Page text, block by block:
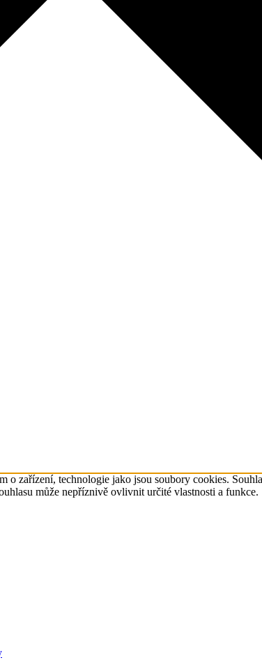
zařízení, technologie jako jsou soubory cookies.
může nepříznivě ovlivnit určité vlastnosti a funkce.